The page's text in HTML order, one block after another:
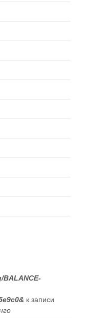
BALANCE-
к записи